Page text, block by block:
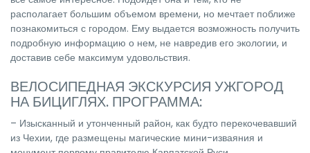
располагает большим объемом времени, но мечтает поближе
познакомиться с городом. Ему выдается возможность получить
подробную информацию о нем, не навредив его экологии, и
доставив себе максимум удовольствия.
ВЕЛОСИПЕДНАЯ ЭКСКУРСИЯ УЖГОРОД
НА БИЦИГЛЯХ. ПРОГРАММА:
– Изысканный и утонченный район, как будто перекочевавший
из Чехии, где размещены магические мини-изваяния и